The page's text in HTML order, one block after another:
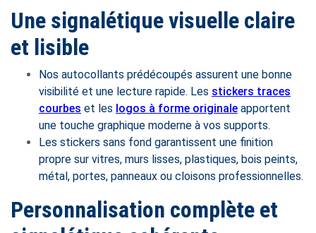
Une signalétique visuelle claire
et lisible
Nos autocollants prédécoupés assurent une bonne
visibilité et une lecture rapide. Les stickers traces
courbes et les logos à forme originale apportent
une touche graphique moderne à vos supports.
Les stickers sans fond garantissent une finition
propre sur vitres, murs lisses, plastiques, bois peints,
métal, portes, panneaux ou cloisons professionnelles.
Personnalisation complète et